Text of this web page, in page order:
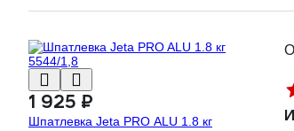
1 925 ₽
Шпатлевка Jeta PRO ALU 1.8 кг